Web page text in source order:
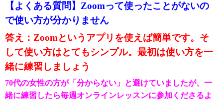
【よくある質問】Zoomって使ったことがないの
で使い方が分かりません
答え：Zoomというアプリを使えば簡単です。そ
して使い方はとてもシンプル。最初は使い方を一
緒に練習しましょう
70代の女性の方が「分からない」と避けていましたが、一
緒に練習したら毎週オンラインレッスンに参加くださるよ